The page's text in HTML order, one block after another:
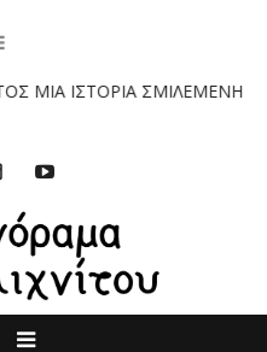
ΣΜΙΛΕΜΕΝΗ ΣΤΗΝ